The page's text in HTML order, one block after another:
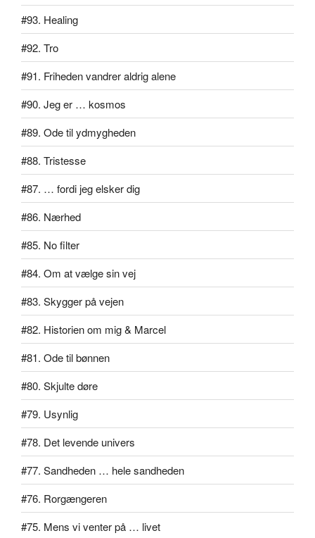
#93. Healing
#92. Tro
#91. Friheden vandrer aldrig alene
#90. Jeg er … kosmos
#89. Ode til ydmygheden
#88. Tristesse
#87. … fordi jeg elsker dig
#86. Nærhed
#85. No filter
#84. Om at vælge sin vej
#83. Skygger på vejen
#82. Historien om mig & Marcel
#81. Ode til bønnen
#80. Skjulte døre
#79. Usynlig
#78. Det levende univers
#77. Sandheden … hele sandheden
#76. Rorgængeren
#75. Mens vi venter på … livet